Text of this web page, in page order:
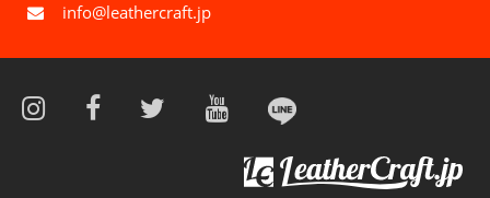
info@leathercraft.jp